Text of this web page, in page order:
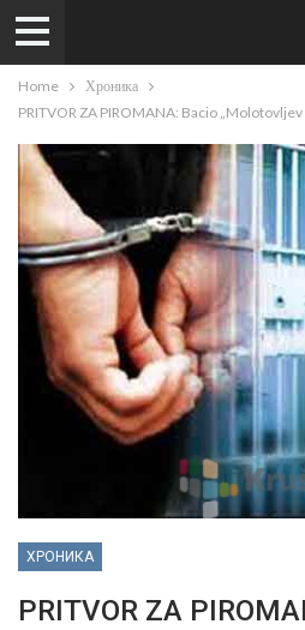
Home
Хроника
PRITVOR ZA PIROMANA: Bacio
ХРОНИКА
PRITVOR ZA